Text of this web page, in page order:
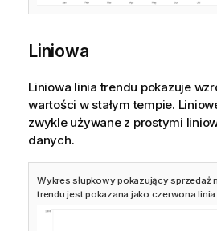
Liniowa
Liniowa linia trendu pokazuje
wartości w stałym tempie.
zwykle używane z prostymi
danych.
Wykres słupkowy pokazujący sprzedaż
trendu jest pokazana jako czerwona